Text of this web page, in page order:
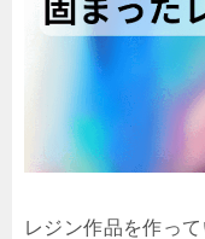
レジン作品を作っ